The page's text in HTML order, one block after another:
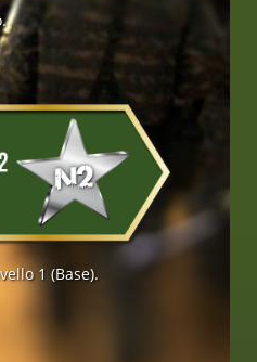
1 (Base).